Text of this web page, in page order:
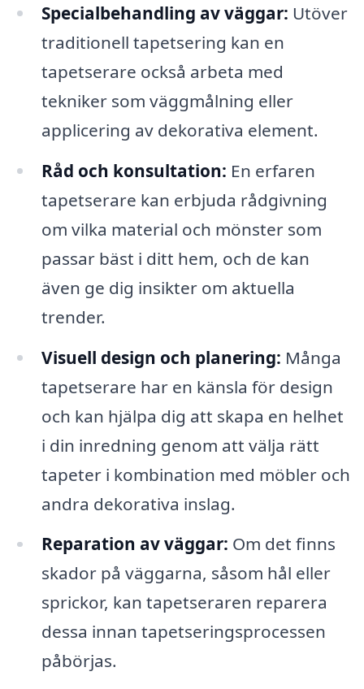
Specialbehandling av väggar: Utöver
traditionell tapetsering kan en
tapetserare också arbeta med
tekniker som väggmålning eller
applicering av dekorativa element.
Råd och konsultation: En erfaren
tapetserare kan erbjuda rådgivning
om vilka material och mönster som
passar bäst i ditt hem, och de kan
även ge dig insikter om aktuella
trender.
Visuell design och planering: Många
tapetserare har en känsla för design
och kan hjälpa dig att skapa en helhet
i din inredning genom att välja rätt
tapeter i kombination med möbler och
andra dekorativa inslag.
Reparation av väggar: Om det finns
skador på väggarna, såsom hål eller
sprickor, kan tapetseraren reparera
dessa innan tapetseringsprocessen
påbörjas.